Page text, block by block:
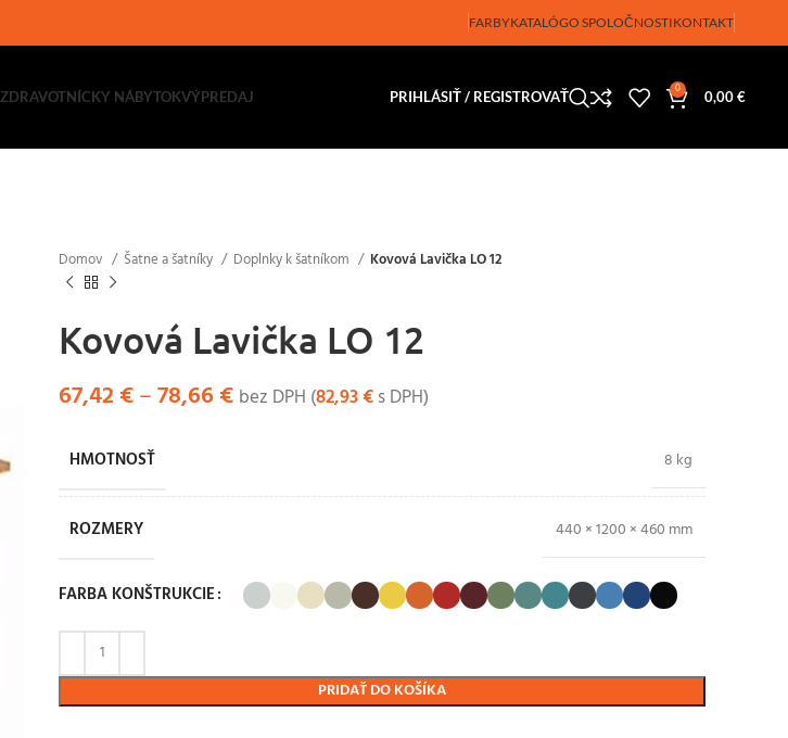
FARBYKATALÓGO SPOLOČNOSTIKONTAKT
ZDRAVOTNÍCKY NÁBYTOKVÝPREDAJ PRIHLÁSIŤ / REGISTROVAŤ 0 0,00€
Domov Šatne a šatníky Doplnky k šatníkom Kovová Lavička LO 12
Kovová Lavička LO 12
67,42€–78,66 € bez DPH (82,93€s DPH)
HMOTNOSŤ 8 kg
ROZMERY 440 × 1200 × 460 mm
FARBA KONŠTRUKCIE
PRIDAŤ DO KOŠÍKA